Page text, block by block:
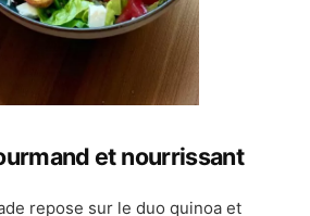
et nourrissant
repose sur le duo quinoa et